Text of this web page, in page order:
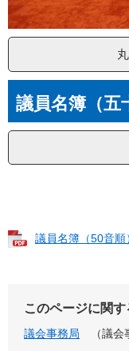
文議員名簿（五
議員名簿（50音
このページに関
議会事務局
議会